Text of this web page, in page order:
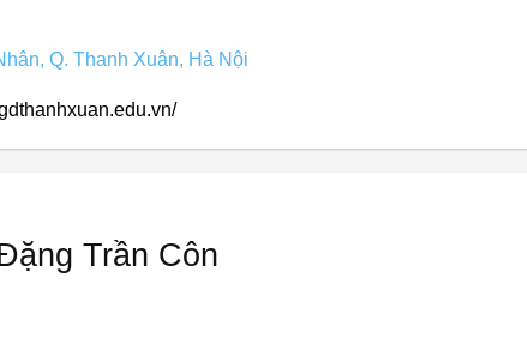
Q. Thanh Xuân, Hà Nội
Trần Côn